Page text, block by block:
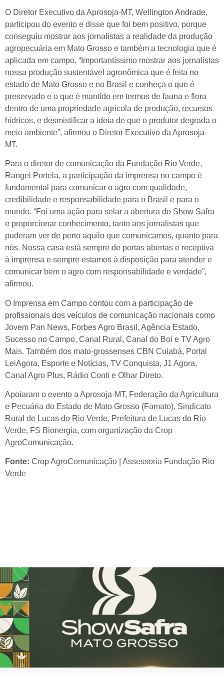
O Diretor Executivo da Aprosoja-MT, Wellington Andrade,
participou do evento e disse que foi bem positivo, porque
conseguiu mostrar aos jornalistas a realidade da produção
agropecuária em Mato Grosso e também a tecnologia que é
aplicada em campo. “Importantíssimo mostrar aos jornalistas
nossa produção sustentável agronômica que é feita no
estado de Mato Grosso e no Brasil e conheça o que é
preservado e o que é mantido em termos de fauna e flora
dentro de uma propriedade agrícola de produção, recursos
hídricos, e desmistificar a ideia de que o produtor degrada o
meio ambiente”, afirmou o Diretor Executivo da Aprosoja-
MT.
Para o diretor de comunicação da Fundação Rio Verde,
Rangel Portela, a participação da imprensa no campo é
fundamental para comunicar o agro com qualidade,
credibilidade e responsabilidade para o Brasil e para o
mundo. “Foi uma ação para selar a abertura do Show Safra
e proporcionar conhecimento, tanto aos jornalistas que
puderam ver de perto aquilo que comunicamos, quanto para
nós. Nossa casa está sempre de portas abertas e receptiva
à imprensa e sempre estamos à disposição para atender e
comunicar bem o agro com responsabilidade e verdade”,
afirmou.
O Imprensa em Campo contou com a participação de
profissionais dos veículos de comunicação nacionais como
Jovem Pan News, Forbes Agro Brasil, Agência Estado,
Sucesso no Campo, Canal Rural, Canal do Boi e TV Agro
Mais. Também dos mato-grossenses CBN Cuiabá, Portal
LeiAgora, Esporte e Notícias, TV Conquista, J1 Agora,
Canal Agro Plus, Rádio Conti e Olhar Direto.
Apoiaram o evento a Aprosoja-MT, Federação da Agricultura
e Pecuária do Estado de Mato Grosso (Famato), Sindicato
Rural de Lucas do Rio Verde, Prefeitura de Lucas do Rio
Verde, FS Bionergia, com organização da Crop
AgroComunicação.
Fonte: Crop AgroComunicação | Assessoria Fundação Rio
Verde